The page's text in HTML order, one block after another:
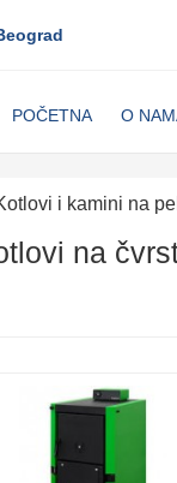
POČETNA O
i kamini na
na